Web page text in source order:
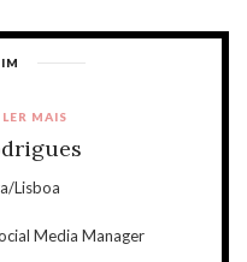
Lisboa
Media Manager
LER MAIS